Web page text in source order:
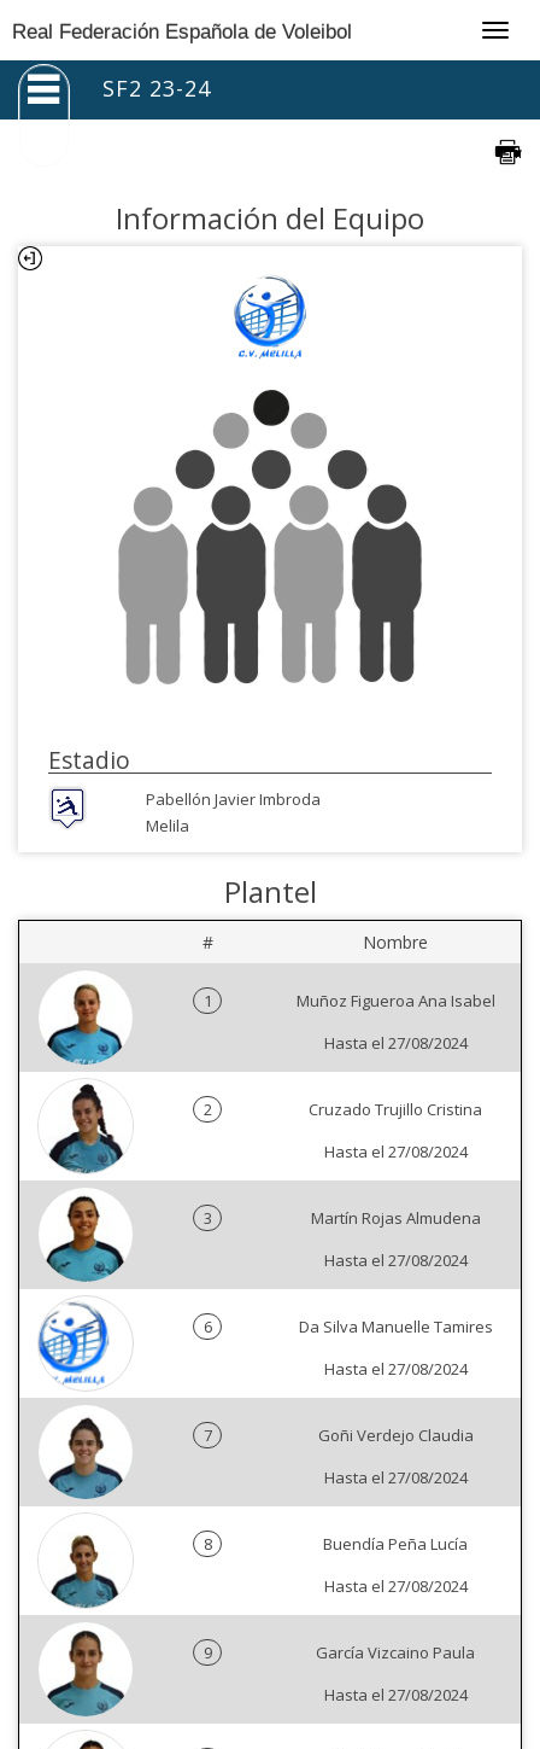
Real Federación Española de Voleibol
SF2 23-24
Información del Equipo
Estadio
Pabellón Javier Imbroda
Melila
Plantel
# Nombre
1
Muñoz Figueroa Ana Isabel
Hasta el 27/08/2024
2
Cruzado Trujillo Cristina
Hasta el 27/08/2024
3
Martín Rojas Almudena
Hasta el 27/08/2024
6
Da Silva Manuelle Tamires
Hasta el 27/08/2024
7
Goñi Verdejo Claudia
Hasta el 27/08/2024
8
Buendía Peña Lucía
Hasta el 27/08/2024
9
García Vizcaino Paula
Hasta el 27/08/2024